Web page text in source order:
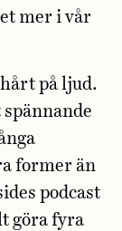
mer i vår
på ljud.
former än
podcast
göra fyra